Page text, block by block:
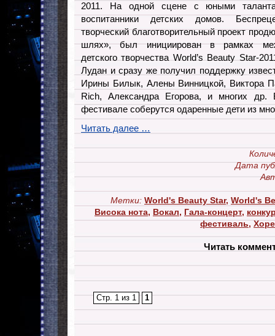
2011. На одной сцене с юными
воспитанники детских домов.
творческий благотворительный проект
шлях», был инициирован в рамках
детского творчества World’s Beauty Star-
Лудан и сразу же получил поддержку
Ирины Билык, Алены Винницкой, Виктора
Rich, Александра Егорова, и многих
фестивале соберутся одаренные дети из
Читать далее …
Дата
Метки: World's Beauty Star, World's
Висока нота, Вокал, Гала-концерт,
фестиваль,
Читать
Стр. 1 из 1 1